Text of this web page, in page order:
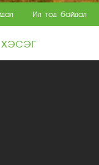
Ил тод байдал